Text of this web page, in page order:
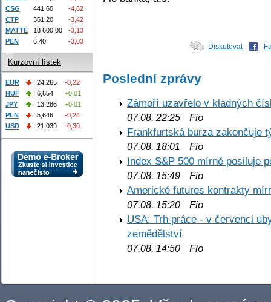
Diskutovat
Poslední zprávy
Zámoří uzavřelo v kladných
07.08. 22:25 Fio
Frankfurtská burza zakončuje
07.08. 18:01
Fio
Index S&P 500 mírně posiluje
07.08. 15:49 Fio
Americké futures kontrakty
07.08. 15:20 Fio
USA: Trh práce - v červenci
zemědělství
07.08. 14:50 Fio
CSG
441,60
-4,62
CTP
361,20
-3,42
MATTE
18 600,00
-3,13
PEN
6,40 -3,03
Kurzovní lístek
EUR 24,265
-0,22
HUF
6,654
+0,01
JPY
13,286
+0,01
PLN
5,646
-0,24
USD
21,039 -0,30